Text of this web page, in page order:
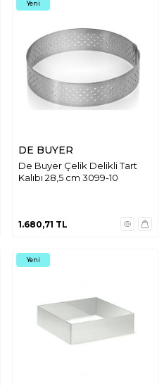
Yeni
DE BUYER
De Buyer Çelik Delikli Tart
Kalıbı 28,5 cm 3099-10
1.680,71 TL
Yeni